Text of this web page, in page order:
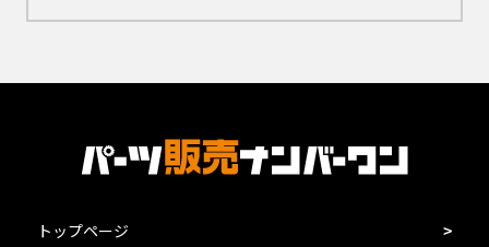
トップページ